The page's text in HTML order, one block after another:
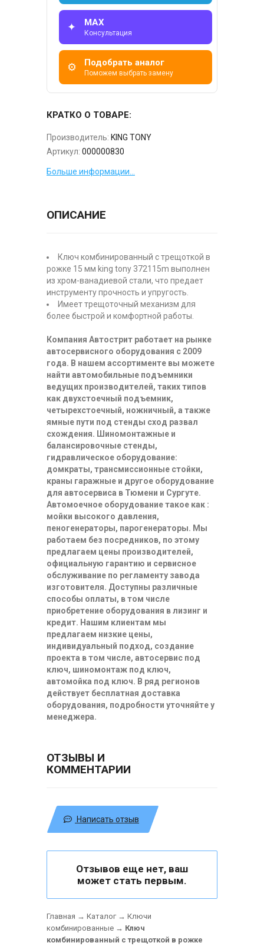
✦ MAX
Консультация
⚙ Подобрать аналог
Поможем выбрать замену
КРАТКО О ТОВАРЕ:
Производитель: KING TONY
Артикул: 000000830
Больше информации...
ОПИСАНИЕ
Ключ комбинированный с трещоткой в
рожке 15 мм king tony 372115m выполнен
из хром-ванадиевой стали, что предает
инструменту прочность и упругость.
Имеет трещоточный механизм для
более быстрой и комфортной работы.
Компания Автострит работает на рынке
автосервисного оборудования с 2009
года. В нашем ассортименте вы можете
найти автомобильные подъемники
ведущих производителей, таких типов
как двухстоечный подъемник,
четырехстоечный, ножничный, а также
ямные пути под стенды сход развал
схождения. Шиномонтажные и
балансировочные стенды,
гидравлическое оборудование:
домкраты, трансмиссионные стойки,
краны гаражные и другое оборудование
для автосервиса в Тюмени и Сургуте.
Автомоечное оборудование такое как :
мойки высокого давления,
пеногенераторы, парогенераторы. Мы
работаем без посредников, по этому
предлагаем цены производителей,
официальную гарантию и сервисное
обслуживание по регламенту завода
изготовителя. Доступны различные
способы оплаты, в том числе
приобретение оборудования в лизинг и
кредит. Нашим клиентам мы
предлагаем низкие цены,
индивидуальный подход, создание
проекта в том числе, автосервис под
ключ, шиномонтаж под ключ,
автомойка под ключ. В ряд регионов
действует бесплатная доставка
оборудования, подробности уточняйте у
менеджера.
ОТЗЫВЫ И
КОММЕНТАРИИ
Написать отзыв
Отзывов еще нет, ваш
может стать первым.
Главная → Каталог→ Ключи
комбинированные → Ключ
комбинированный с трещоткой в рожке